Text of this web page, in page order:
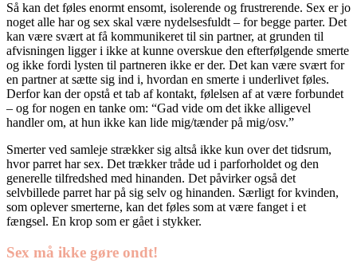
Så kan det føles enormt ensomt, isolerende og frustrerende. Sex er jo
noget alle har og sex skal være nydelsesfuldt – for begge parter. Det
kan være svært at få kommunikeret til sin partner, at grunden til
afvisningen ligger i ikke at kunne overskue den efterfølgende smerte
og ikke fordi lysten til partneren ikke er der. Det kan være svært for
en partner at sætte sig ind i, hvordan en smerte i underlivet føles.
Derfor kan der opstå et tab af kontakt, følelsen af at være forbundet
– og for nogen en tanke om: “Gad vide om det ikke alligevel
handler om, at hun ikke kan lide mig/tænder på mig/osv.”
Smerter ved samleje strækker sig altså ikke kun over det tidsrum,
hvor parret har sex. Det trækker tråde ud i parforholdet og den
generelle tilfredshed med hinanden. Det påvirker også det
selvbillede parret har på sig selv og hinanden. Særligt for kvinden,
som oplever smerterne, kan det føles som at være fanget i et
fængsel. En krop som er gået i stykker.
Sex må ikke gøre ondt!